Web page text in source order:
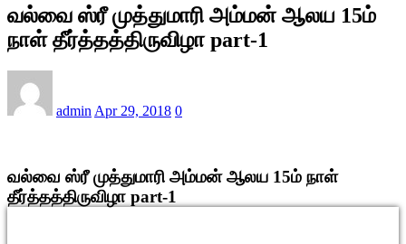
வல்வை ஸ்ரீ முத்துமாரி அம்மன் ஆலய 15ம்
நாள் தீர்த்தத்திருவிழா part-1
admin Apr 29, 2018 0
வல்வை ஸ்ரீ முத்துமாரி அம்மன் ஆலய 15ம் நாள்
தீர்த்தத்திருவிழா part-1